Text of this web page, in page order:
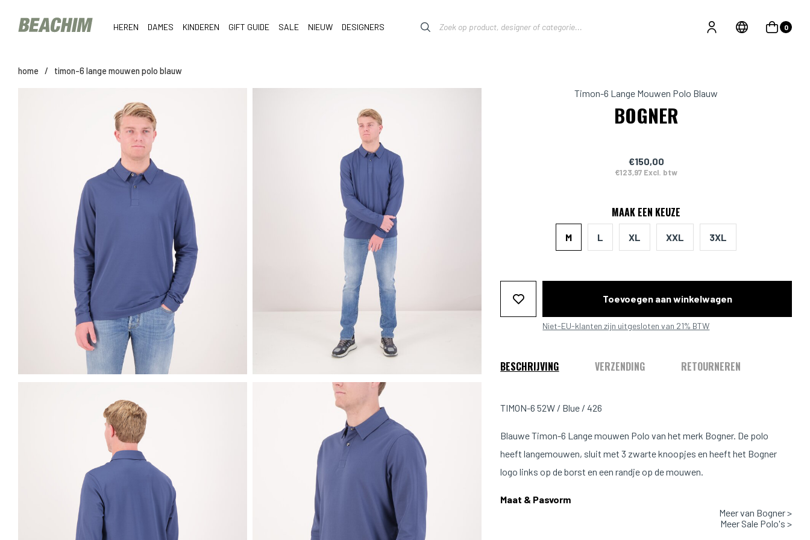
HEREN DAMES KINDEREN GIFT GUIDE SALE NIEUW DESIGNERS 0
home / timon-6 lange mouwen polo blauw
Timon-6 Lange Mouwen Polo Blauw
BOGNER
€150,00
€123,97 Excl. btw
MAAK EEN KEUZE
M L XL XXL 3XL
Toevoegen aan winkelwagen
Niet-EU-klanten zijn uitgesloten van 21% BTW
BESCHRIJVING VERZENDING RETOURNEREN
TIMON-6 52W / Blue / 426
Blauwe Timon-6 Lange mouwen Polo van het merk Bogner. De polo
heeft langemouwen, sluit met 3 zwarte knoopjes en heeft het Bogner
logo links op de borst en een randje op de mouwen.
Maat & Pasvorm
Meer van Bogner >
Meer Sale Polo's >